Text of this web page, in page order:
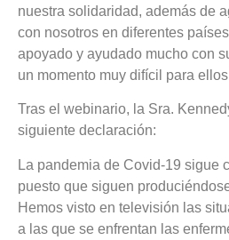
nuestra solidaridad, además de
con nosotros en diferentes
apoyado y ayudado mucho con
un momento muy difícil para
Tras el webinario, la Sra.
siguiente declaración:
La pandemia de Covid-19 sigue
puesto que siguen
Hemos visto en televisión las
a las que se enfrentan las